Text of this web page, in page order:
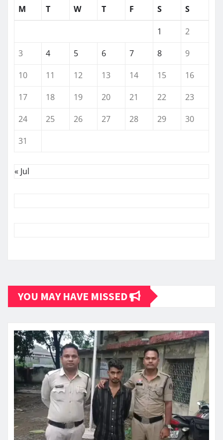
M
T W T F S S
1
2
3
4 5 6 7 8
9
10
11 12 13 14 15
16
17
18 19 20 21 22
23
24
25 26 27 28 29
30
31
« Jul
YOU MAY HAVE MISSED